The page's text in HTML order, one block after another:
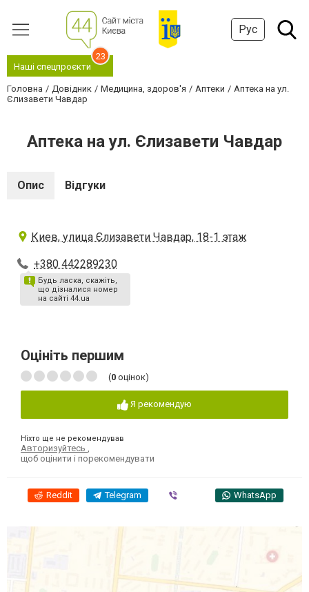
Рус
Наші спецпроєкти
23
Головна Довідник Медицина, здоров'я Аптеки
Аптека на ул.
Єлизавети Чавдар
Аптека на ул. Єлизавети Чавдар
Опис Відгуки
Киев, улица Єлизавети Чавдар, 18-1 этаж
+380 442289230
Будь ласка, скажіть,
що дізналися номер
на сайті 44.ua
Оцініть першим
(0 оцінок)
Я рекомендую
Ніхто ще не рекомендував
Авторизуйтесь
щоб оцінити і порекомендувати
Reddit Telegram WhatsApp